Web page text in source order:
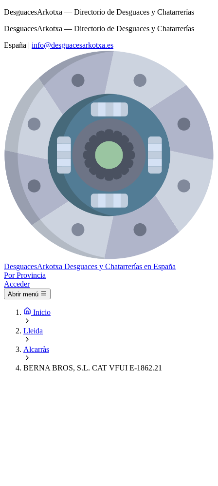
DesguacesArkotxa — Directorio de Desguaces y Chatarrerías
DesguacesArkotxa — Directorio de Desguaces y Chatarrerías
España | info@desguacesarkotxa.es
DesguacesArkotxa Desguaces y Chatarrerías en España
Por Provincia
Acceder
Abrir menú
Inicio
Lleida
Alcarràs
BERNA BROS, S.L. CAT VFUI E-1862.21